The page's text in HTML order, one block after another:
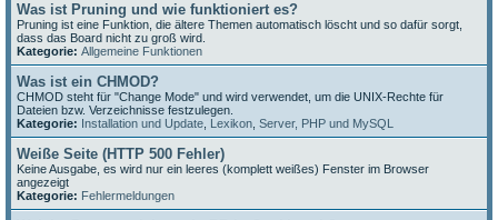
Was ist Pruning und wie funktioniert es?
Pruning ist eine Funktion, die ältere Themen automatisch löscht und so dafür sorgt,
dass das Board nicht zu groß wird.
Kategorie: Allgemeine Funktionen
Was ist ein CHMOD?
CHMOD steht für "Change Mode" und wird verwendet, um die UNIX-Rechte für
Dateien bzw. Verzeichnisse festzulegen.
Kategorie: Installation und Update Lexikon Server, PHP und MySQL
Weiße Seite (HTTP 500 Fehler)
Keine Ausgabe, es wird nur ein leeres (komplett weißes) Fenster im Browser
angezeigt
Kategorie: Fehlermeldungen